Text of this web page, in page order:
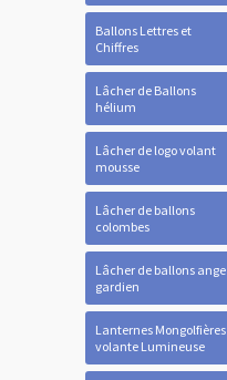
Ballons Lettres et
Chiffres
Lâcher de Ballons
hélium
Lâcher de logo volant
mousse
Lâcher de ballons
colombes
Lâcher de ballons ange
gardien
Lanternes Mongolfières
volante Lumineuse